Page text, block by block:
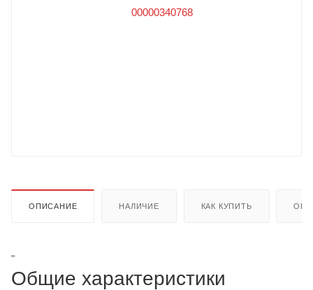
ОПИСАНИЕ НАЛИЧИЕ КАК КУПИТЬ
"
Общие характеристики